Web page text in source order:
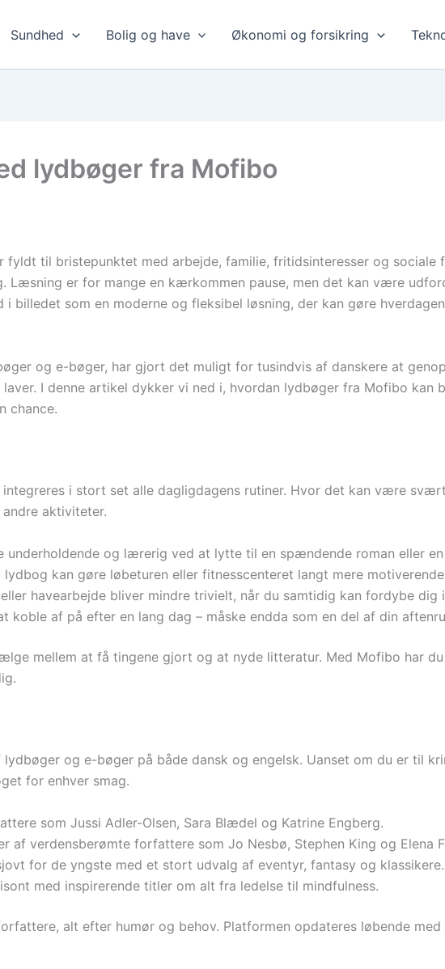
Sundhed Bolig og have Økonomi og forsikring
lydbøger fra Mofibo
fyldt til bristepunktet med arbejde, familie, fritidsinteresser og sociale
er for mange en kærkommen pause, men det kan være
som en moderne og fleksibel løsning, der kan gøre
og e-bøger, har gjort det muligt for tusindvis af danskere at
I denne artikel dykker vi ned i, hvordan lydbøger fra Mofibo kan
chance.
i stort set alle dagligdagens rutiner. Hvor det kan være
aktiviteter.
underholdende og lærerig ved at lytte til en spændende roman eller
lydbog kan gøre løbeturen eller fitnesscenteret langt mere
havearbejde bliver mindre trivielt, når du samtidig kan fordybe dig
koble af på efter en lang dag – måske endda som en del af din
mellem at få tingene gjort og at nyde litteratur. Med Mofibo har
og e-bøger på både dansk og engelsk. Uanset om du er til
for enhver smag.
som Jussi Adler-Olsen, Sara Blædel og Katrine Engberg.
af verdensberømte forfattere som Jo Nesbø, Stephen King og Elena
for de yngste med et stort udvalg af eventyr, fantasy og klassikere.
med inspirerende titler om alt fra ledelse til mindfulness.
alt efter humør og behov. Platformen opdateres løbende